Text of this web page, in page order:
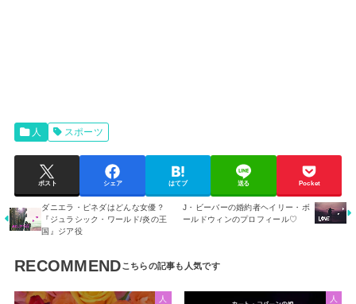
人 スポーツ
ポスト シェア はてブ 送る Pocket
ダニエラ・ピネダはどんな女優？
『ジュラシック・ワールド/炎の王
国』ジア役
J・ビーバーの婚約者ヘイリー・ボ
ールドウィンのプロフィール♡
RECOMMEND
人 人